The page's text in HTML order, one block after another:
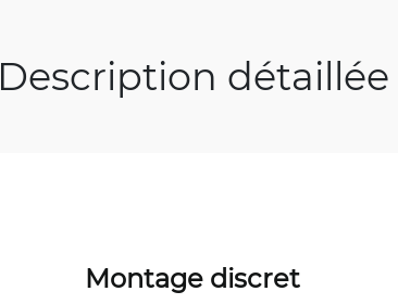
Description détaillée
Montage discret